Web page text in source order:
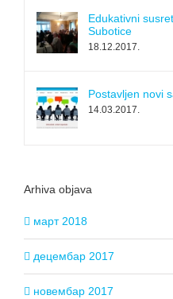
Edukativni
Subotice
18.12.2017.
Postavljen novi
14.03.2017.
Arhiva objava
март 2018
децембар 2017
новембар 2017